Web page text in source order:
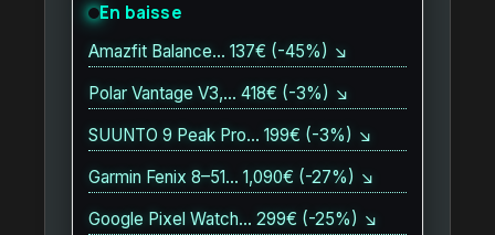
En baisse
Amazfit Balance… 137€ (-45%) ↘
Polar Vantage V3,… 418€ (-3%) ↘
SUUNTO 9 Peak Pro… 199€ (-3%) ↘
Garmin Fenix 8–51… 1,090€ (-27%) ↘
Google Pixel Watch… 299€ (-25%) ↘